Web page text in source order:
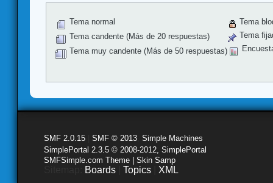
Tema normal
Tema candente (Más de 20 respuestas)
Tema muy candente (Más de 50 respuestas)
Tema
Tema
SMF 2.0.15 SMF © 2013 Simple Machines
SimplePortal 2.3.5 © 2008-2012, SimplePortal
SMFSimple.com Theme | Skin Samp
Boards Topics XML